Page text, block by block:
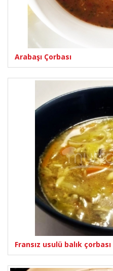
Arabaşı Çorbası
Fransız usulü balık çorbası